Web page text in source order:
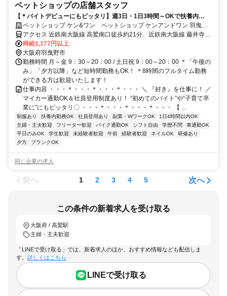
ペットショップの店舗スタッフ
【＊バイトデビューにもピッタリ】週3日・1日3時間～OKで扶養内
OK◆社割など充実の福利厚生！
ペットショップ ケン&ワン ペットショップ ケンアンドワン 羽曳野
伊賀店
アクセス 近鉄南大阪線 高鷲南口徒歩約21分、近鉄南大阪線 藤井寺徒
歩約26分、近鉄南大阪線 恵我ノ荘出入口2徒歩約29分 高鷲駅より徒
歩20分 ＊マイカー通勤OK
時給1,177円以上
大阪府羽曳野市
勤務時間 月～金 9：30～20：00 / 土日祝 9：00～20：00 ＊「午後の
み」「夕方以降」など短時間勤務もOK！ ＊8時間のフルタイム勤務
ができる方は歓迎いたします！
仕事内容 ・・・＊・・・＊・・・＊・・・ ＼ 『好き』を仕事に！ ／
マイカー通勤OK＆社員登用制度あり！ “初めてのバイト”や“子育て卒
業に”にもピッタリ〇 ・・・＊・・・＊・・・＊・・・ 【 ...
制服あり 扶養内勤務OK 社員登用あり 副業・WワークOK
1日4時間以内OK
主婦・主夫歓迎
フリーター歓迎 バイク通勤OK シフト自由 学歴不問
車通勤OK
平日のみOK
学生歓迎 未経験者歓迎 午前 経験者歓迎 ネイルOK
研修あり
夕方
ブランクOK
同じ企業の求人
前へ 1 2 3 4 5 次へ
この条件の新着求人を受け取る
大阪府 / 高鷲駅
主婦・主夫歓迎
「LINEで受け取る」では、新着求人のほか、おすすめ情報なども配信しま
す。 詳しくはこちら
LINEで受け取る